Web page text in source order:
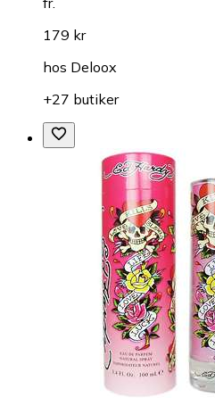
179 kr
hos Deloox
+27 butiker